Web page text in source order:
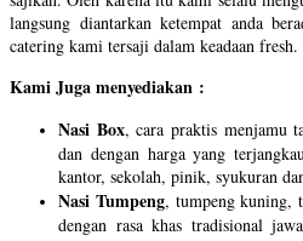
langsung diantarkan ketempat anda
catering kami tersaji dalam keadaan fresh.
Kami Juga menyediakan :
Nasi Box, cara praktis menjamu
dan dengan harga yang
kantor, sekolah, pinik, syukuran
Nasi Tumpeng, tumpeng kuning,
dengan rasa khas tradisional